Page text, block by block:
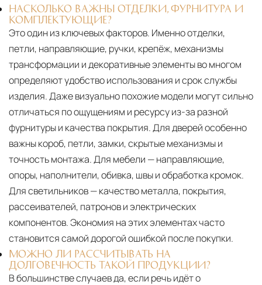
НАСКОЛЬКО ВАЖНЫ ОТДЕЛКИ, ФУРНИТУРА И
КОМПЛЕКТУЮЩИЕ?
Это один из ключевых факторов. Именно отделки,
петли, направляющие, ручки, крепёж, механизмы
трансформации и декоративные элементы во многом
определяют удобство использования и срок службы
изделия. Даже визуально похожие модели могут сильно
отличаться по ощущениям и ресурсу из-за разной
фурнитуры и качества покрытия. Для дверей особенно
важны короб, петли, замки, скрытые механизмы и
точность монтажа. Для мебели — направляющие,
опоры, наполнители, обивка, швы и обработка кромок.
Для светильников — качество металла, покрытия,
рассеивателей, патронов и электрических
компонентов. Экономия на этих элементах часто
становится самой дорогой ошибкой после покупки.
МОЖНО ЛИ РАССЧИТЫВАТЬ НА
ДОЛГОВЕЧНОСТЬ ТАКОЙ ПРОДУКЦИИ?
В большинстве случаев да, если речь идёт о